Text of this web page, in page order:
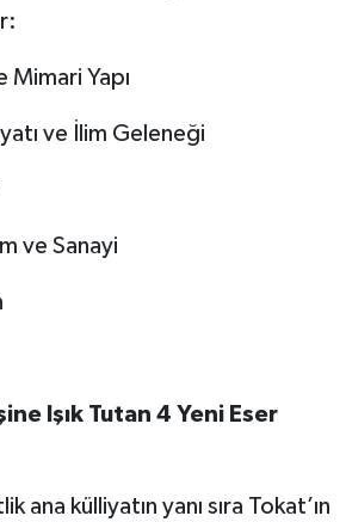
Mimari Yapı
ve İlim Geleneği
ve Sanayi
Işık Tutan 4 Yeni Eser
ana külliyatın yanı sıra Tokat’ın